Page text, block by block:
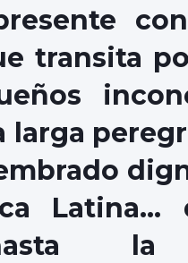
transita
larga
Latina…
la